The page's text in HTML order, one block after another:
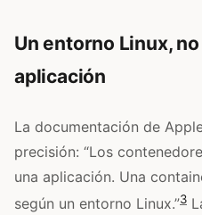
Un entorno Linux,
aplicación
La documentación de
precisión: “Los
una aplicación. Una
según un entorno Linux.”3